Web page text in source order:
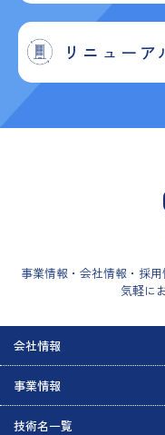
リニューア
事業情報・会社情報・採
気軽に
会社情報
事業情報
技術名一覧